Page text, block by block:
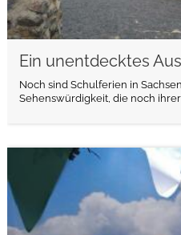
Ein unentdecktes
Noch sind Schulferien in
Sehenswürdigkeit, die noch